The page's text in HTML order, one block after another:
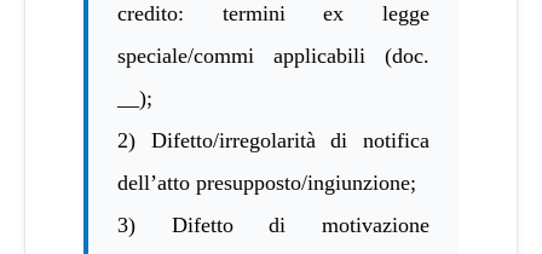
credito: termini ex legge
speciale/commi applicabili (doc.
__);
2) Difetto/irregolarità di notifica
dell’atto presupposto/ingiunzione;
3) Difetto di motivazione